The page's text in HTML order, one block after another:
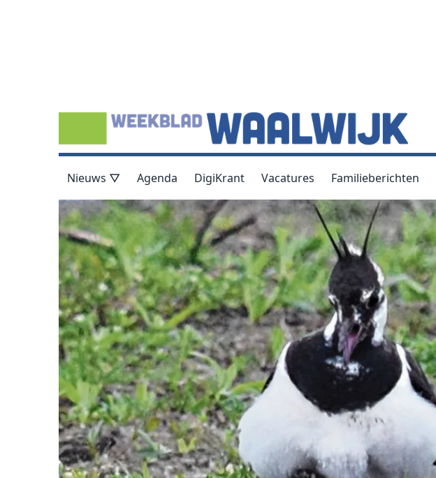
Nieuws ▽ Agenda DigiKrant Vacatures Familieberichten